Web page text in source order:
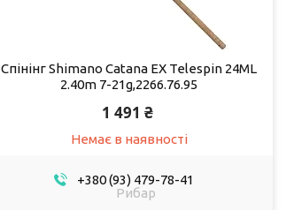
Спінінг Shimano Catana EX Telespin 24ML
2.40m 7-21g,2266.76.95
1 491 ₴
Немає в наявності
+380 (93) 479-78-41
Рибар